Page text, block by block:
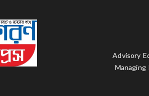
Advisory
Managing